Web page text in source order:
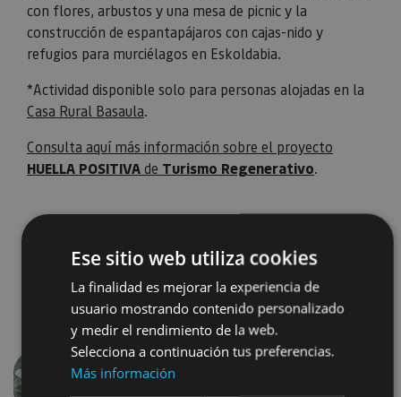
con flores, arbustos y una mesa de picnic y la
construcción de espantapájaros con cajas-nido y
refugios para murciélagos en Eskoldabia.
*Actividad disponible solo para personas alojadas en la
Casa Rural Basaula.
Consulta aquí más información sobre el proyecto
HUELLA POSITIVAde Turismo Regenerativo.
Ese sitio web utiliza cookies
La finalidad es mejorar la experiencia de
usuario mostrando contenido personalizado
y medir el rendimiento de la web.
Selecciona a continuación tus preferencias.
Más información